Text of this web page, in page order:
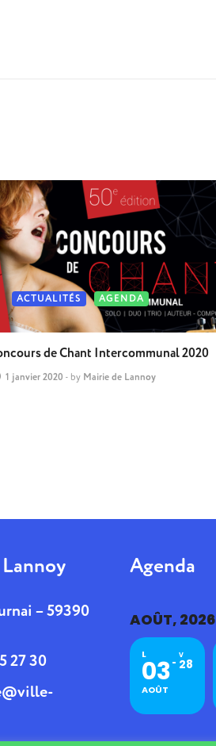
ACTUALITÉS AGENDA
de Chant Intercommunal 2020
1 janvier 2020 - by Mairie de Lannoy
– 59390
27 30
Agenda
AOÛT, 2026
L
03
AOÛT
V
28